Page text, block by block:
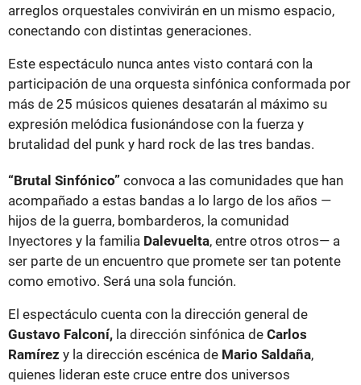
arreglos orquestales convivirán en un mismo espacio,
conectando con distintas generaciones.
Este espectáculo nunca antes visto contará con la
participación de una orquesta sinfónica conformada por
más de 25 músicos quienes desatarán al máximo su
expresión melódica fusionándose con la fuerza y
brutalidad del punk y hard rock de las tres bandas.
“Brutal Sinfónico” convoca a las comunidades que han
acompañado a estas bandas a lo largo de los años —
hijos de la guerra, bombarderos, la comunidad
Inyectores y la familia Dalevuelta, entre otros otros— a
ser parte de un encuentro que promete ser tan potente
como emotivo. Será una sola función.
El espectáculo cuenta con la dirección general de
Gustavo Falconí, la dirección sinfónica de Carlos
Ramírez y la dirección escénica de Mario Saldaña,
quienes lideran este cruce entre dos universos